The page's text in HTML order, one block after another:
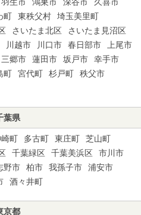
町 東秩父村
埼玉美里町
さいたま北区
さいたま見沼区
川越市 川口市 春日部市
上尾市
三郷市 蓮田市 坂戸市
幸手市
町 宮代町 杉戸町
秩父市
葉県
町 多古町 東庄町
芝山町
千葉緑区 千葉美浜区
市川市
野市 柏市 我孫子市
浦安市
酒々井町
京都